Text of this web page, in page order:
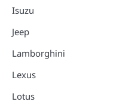
Isuzu
Jeep
Lamborghini
Lexus
Lotus